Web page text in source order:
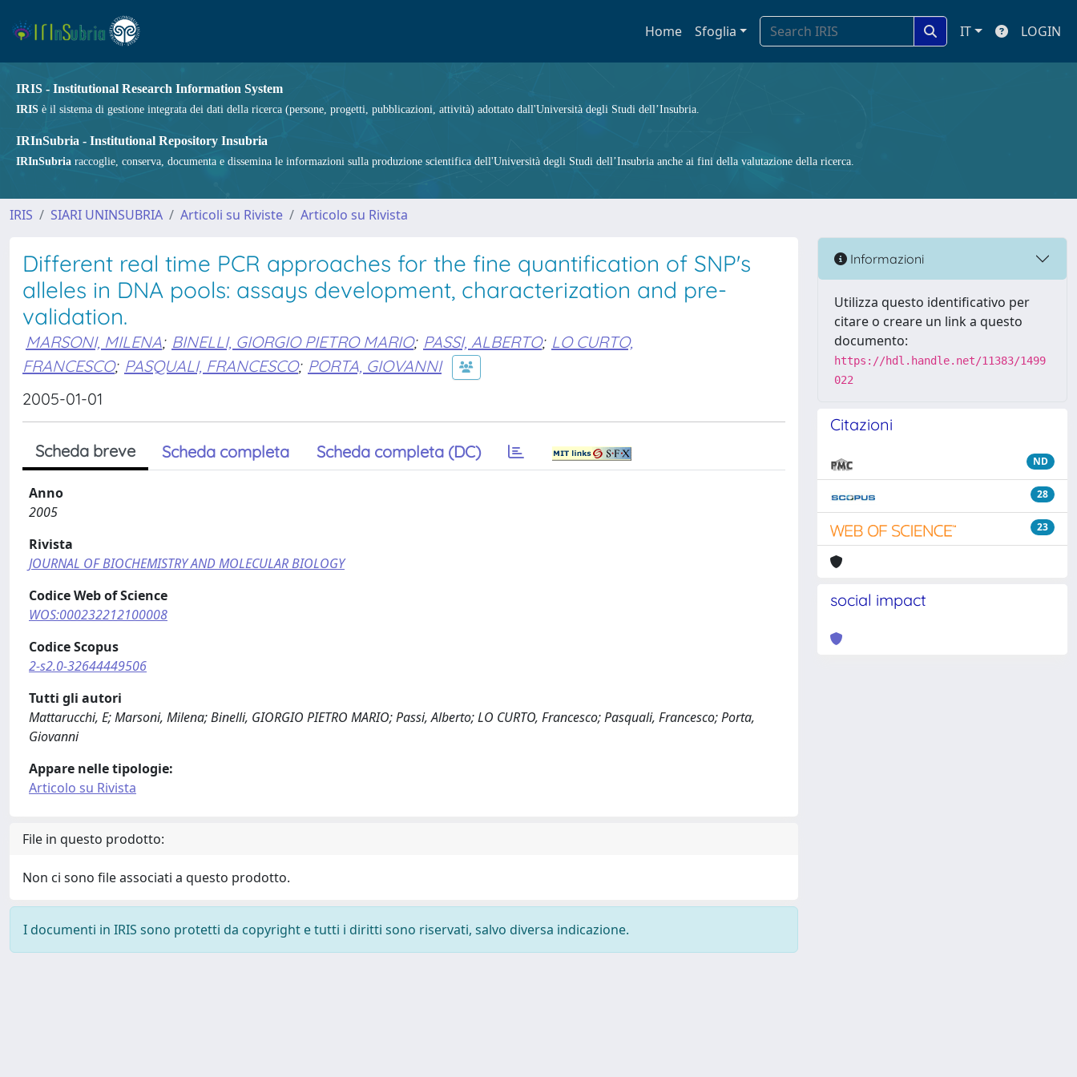
Home Sfoglia IT LOGIN
IRIS - Institutional Research Information System
IRIS è il sistema di gestione integrata dei dati della ricerca (persone, progetti, pubblicazioni, attività) adottato dall'Università degli Studi dell’Insubria.
IRInSubria - Institutional Repository Insubria
IRInSubria raccoglie, conserva, documenta e dissemina le informazioni sulla produzione scientifica dell'Università degli Studi dell’Insubria anche ai fini della valutazione della ricerca.
IRIS SIARI UNINSUBRIA Articoli su Riviste Articolo su Rivista
Different real time PCR approaches for the fine quantification of SNP's
alleles in DNA pools: assays development, characterization and pre-
validation.
MARSONI, MILENA; BINELLI, GIORGIO PIETRO MARIO; PASSI, ALBERTO; LO CURTO,
FRANCESCO; PASQUALI, FRANCESCO; PORTA, GIOVANNI
2005-01-01
Scheda breve Scheda completa Scheda completa (DC)
Anno
2005
Rivista
JOURNAL OF BIOCHEMISTRY AND MOLECULAR BIOLOGY
Codice Web of Science
WOS:000232212100008
Codice Scopus
2-s2.0-32644449506
Tutti gli autori
Mattarucchi, E; Marsoni, Milena; Binelli, GIORGIO PIETRO MARIO; Passi, Alberto; LO CURTO, Francesco; Pasquali, Francesco; Porta,
Giovanni
Appare nelle tipologie:
Articolo su Rivista
File in questo prodotto:
Non ci sono file associati a questo prodotto.
I documenti in IRIS sono protetti da copyright e tutti i diritti sono riservati, salvo diversa indicazione.
Informazioni
Utilizza questo identificativo per
citare o creare un link a questo
documento:
https://hdl.handle.net/11383/1499
022
Citazioni
ND
28
23
social impact